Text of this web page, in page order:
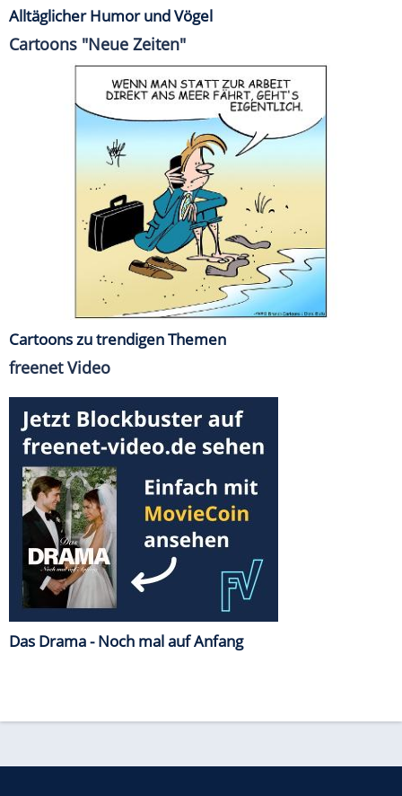
Alltäglicher Humor und Vögel
Cartoons "Neue Zeiten"
Cartoons zu trendigen Themen
freenet Video
Das Drama - Noch mal auf Anfang